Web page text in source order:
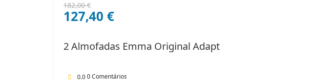
182,00€
O
preço
182,00 €.
127,40 €
O
preço
127,40 €.
2 Almofadas Emma Original Adapt
0.00 Comentários